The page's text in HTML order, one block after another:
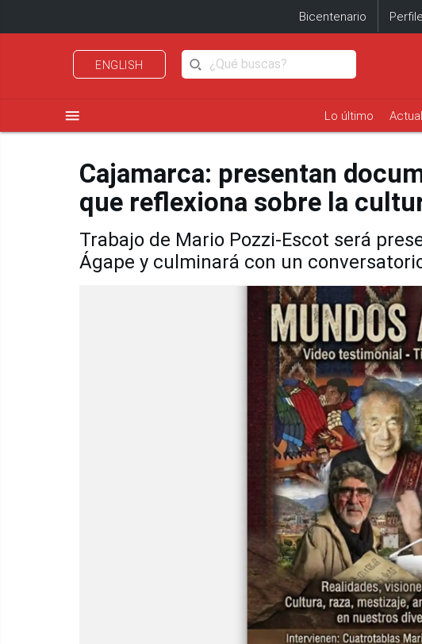
Bicentenario
ENGLISH
menu Lo último
Cajamarca: presentan
que reflexiona sobre la
Trabajo de Mario Pozzi-Escot será
Ágape y culminará con un